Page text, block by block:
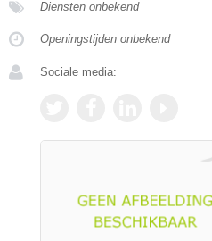
Diensten onbekend
Openingstijden onbekend
Sociale media: